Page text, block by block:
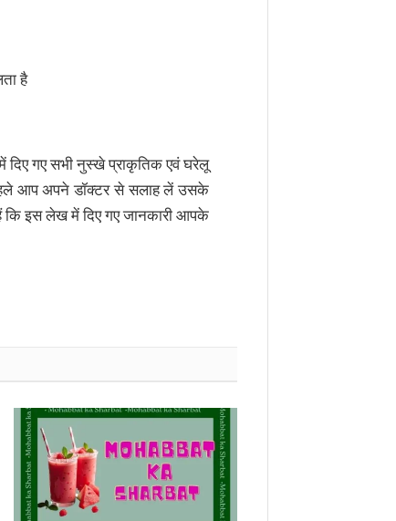
है
दिए गए सभी नुस्खे प्राकृतिक एवं घरेलू
आप अपने डॉक्टर से सलाह लें उसके
कि इस लेख में दिए गए जानकारी आपके